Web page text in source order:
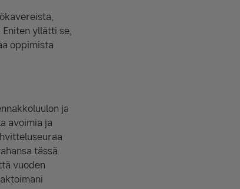
yllätti se,
oppimista
ja
avoimia ja
tässä
vuoden